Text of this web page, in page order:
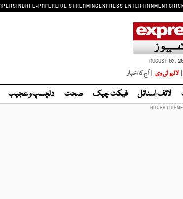
SINDHI E-PAPERLIVE STREAMINGEXPRESS ENTERTAINMENT
AUGUST 07,
| لائیو ٹی وی | آج کا اخبار
لائف اسٹائل فیکٹ چیک صحت دلچسپ و عجیب